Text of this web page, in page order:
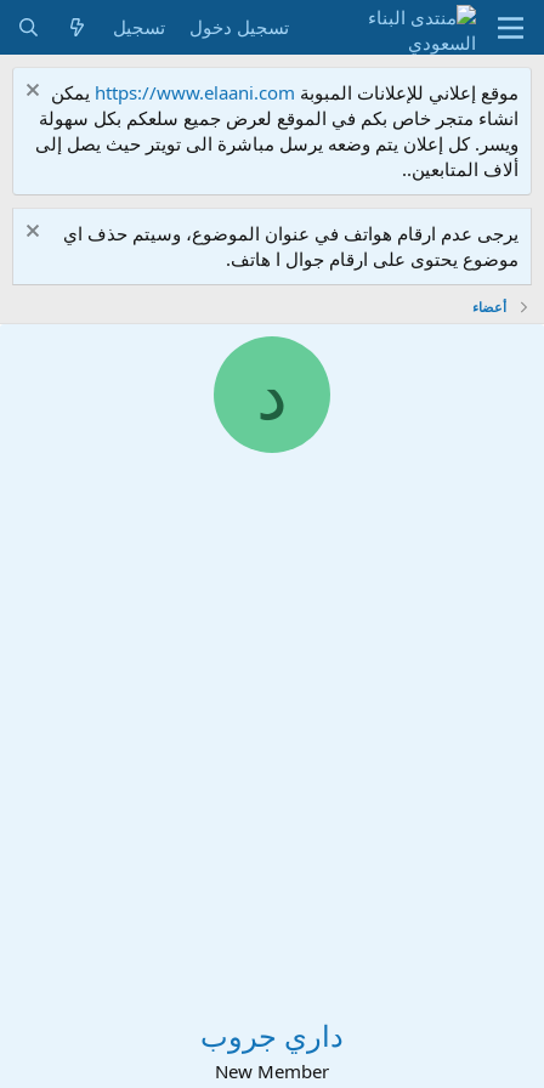
تسجيل دخول تسجيل
موقع إعلاني للإعلانات المبوبة https://www.elaani.com يمكن
انشاء متجر خاص بكم في الموقع لعرض جميع سلعكم بكل سهولة
ويسر. كل إعلان يتم وضعه يرسل مباشرة الى تويتر حيث يصل إلى
ألاف المتابعين..
يرجى عدم ارقام هواتف في عنوان الموضوع، وسيتم حذف اي
موضوع يحتوى على ارقام جوال ا هاتف.
أعضاء
د
داري جروب
New Member